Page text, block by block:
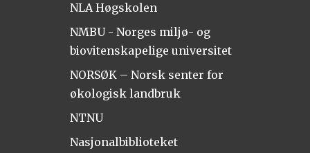
NLA Høgskolen
NMBU - Norges miljø- og
biovitenskapelige universitet
NORSØK – Norsk senter for
økologisk landbruk
NTNU
Nasjonalbiblioteket